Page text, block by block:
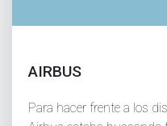
AIRBUS
Para hacer frente a los